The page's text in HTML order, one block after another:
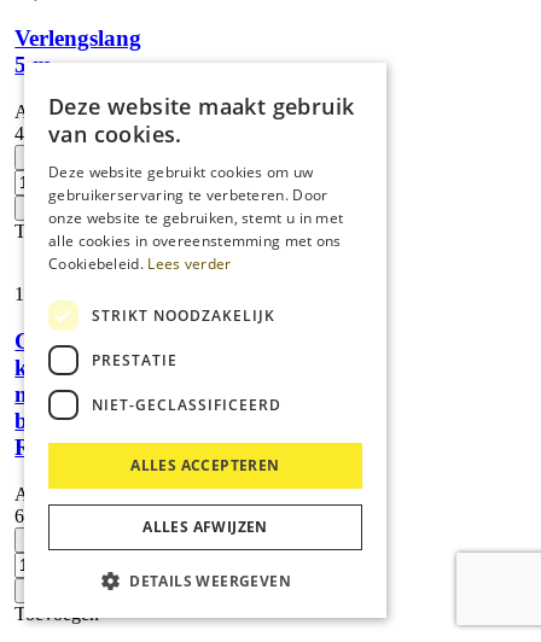
Verlengslang
5 m
Artikelnummer:
4.440-939.0
m
aantal
Toevoegen
13,
Geka-
koppeling
met
binnendraad,
R 1″
Artikelnummer:
6.388-458.0
R
Toevoegen
Deze website maakt gebruik
van cookies.
Deze website gebruikt cookies om uw
gebruikerservaring te verbeteren. Door
onze website te gebruiken, stemt u in met
alle cookies in overeenstemming met ons
Cookiebeleid. Lees verder
STRIKT NOODZAKELIJK
PRESTATIE
NIET-GECLASSIFICEERD
ALLES ACCEPTEREN
ALLES AFWIJZEN
DETAILS WEERGEVEN